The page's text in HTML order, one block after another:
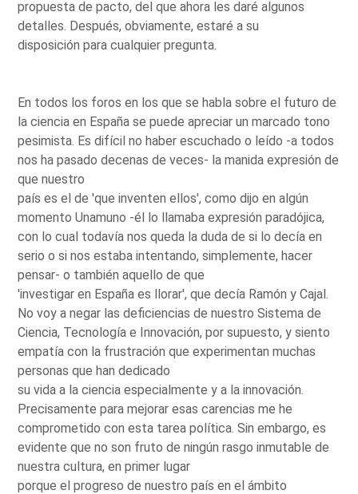
propuesta de pacto, del que ahora les daré algunos
detalles. Después, obviamente, estaré a su
disposición para cualquier pregunta.
En todos los foros en los que se habla sobre el futuro de
la ciencia en España se puede apreciar un marcado tono
pesimista. Es difícil no haber escuchado o leído -a todos
nos ha pasado decenas de veces- la manida expresión de
que nuestro
país es el de 'que inventen ellos', como dijo en algún
momento Unamuno -él lo llamaba expresión paradójica,
con lo cual todavía nos queda la duda de si lo decía en
serio o si nos estaba intentando, simplemente, hacer
pensar- o también aquello de que
'investigar en España es llorar', que decía Ramón y Cajal.
No voy a negar las deficiencias de nuestro Sistema de
Ciencia, Tecnología e Innovación, por supuesto, y siento
empatía con la frustración que experimentan muchas
personas que han dedicado
su vida a la ciencia especialmente y a la innovación.
Precisamente para mejorar esas carencias me he
comprometido con esta tarea política. Sin embargo, es
evidente que no son fruto de ningún rasgo inmutable de
nuestra cultura, en primer lugar
porque el progreso de nuestro país en el ámbito